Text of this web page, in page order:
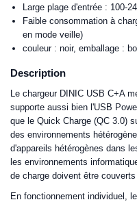
Large plage d'entrée : 100-
Faible consommation à
en mode veille)
couleur : noir, emballage :
Description
Le chargeur DINIC USB C+A
supporte aussi bien l'USB
que le Quick Charge (QC 3.0)
des environnements
d'appareils hétérogènes dans
les environnements
de charge doivent être
En fonctionnement individuel,